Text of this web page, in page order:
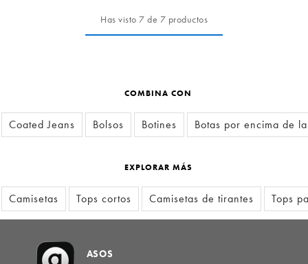
Has visto 7 de 7 productos
COMBINA CON
Coated Jeans Bolsos Botines Botas por encima de
EXPLORAR MÁS
Camisetas Tops cortos Camisetas de tirantes Tops
ASOS